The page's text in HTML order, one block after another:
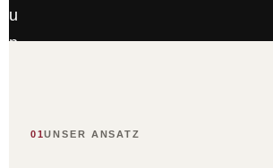
01UNSER ANSATZ